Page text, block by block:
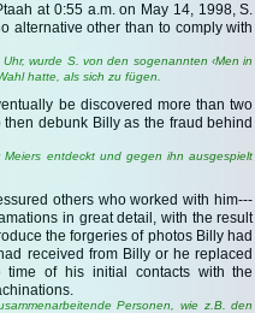
at 0:55 a.m. on May 14, 1998, S.
alternative other than to comply with
wurde S. von den sogenannten ‹Men in
hatte, als sich zu fügen.
be discovered more than two
debunk Billy as the fraud behind
entdeckt und gegen ihn ausgespielt
others who worked with him---
in great detail, with the result
the forgeries of photos Billy had
received from Billy or he replaced
time of his initial contacts with the
Personen, wie z.B. den